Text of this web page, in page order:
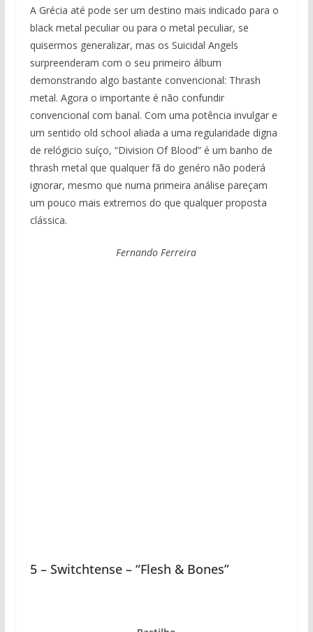
A Grécia até pode ser um destino mais indicado para o
black metal peculiar ou para o metal peculiar, se
quisermos generalizar, mas os Suicidal Angels
surpreenderam com o seu primeiro álbum
demonstrando algo bastante convencional: Thrash
metal. Agora o importante é não confundir
convencional com banal. Com uma potência invulgar e
um sentido old school aliada a uma regularidade digna
de relógicio suíço, “Division Of Blood” é um banho de
thrash metal que qualquer fã do genéro não poderá
ignorar, mesmo que numa primeira análise pareçam
um pouco mais extremos do que qualquer proposta
clássica.
Fernando Ferreira
5 – Switchtense – “Flesh & Bones”